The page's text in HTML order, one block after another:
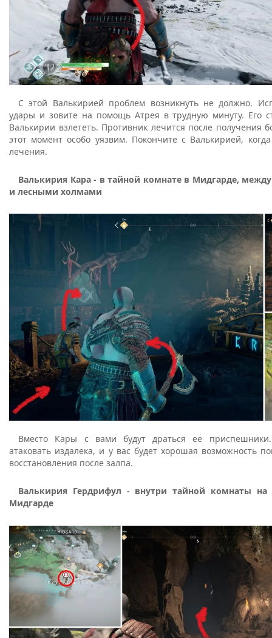
С этой Валькирией проблем возникнуть не должно.
удары и зовите на помощь Атрея в трудную минуту. Его
Валькирии взлететь. Противник лечится после получения
этот момент особо уязвим. Покончите с Валькирией,
лечения.
Валькирия Кара - в тайной комнате в Мидгарде,
и лесными холмами
Вместо Кары с вами будут драться ее
атаковать издалека, и у вас будет хорошая возможность
восстановления после залпа.
Валькирия Гердрифул - внутри тайной комнаты
Мидгарде